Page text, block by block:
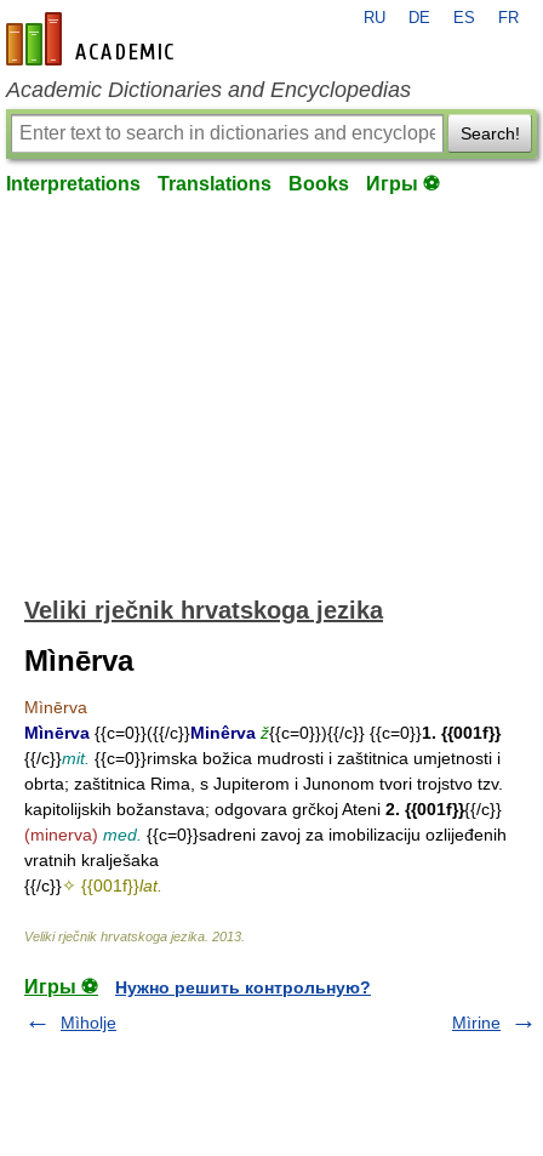
en-academic.com
RU DE ES FR
Academic Dictionaries and Encyclopedias
Search!
Interpretations Translations Books Игры ⚽
Veliki rječnik hrvatskoga jezika
Mìnērva
Mìnērva
Mìnērva {{c=0}}({{/c}}Minêrva ž{{c=0}}){{/c}} {{c=0}}1. {{001f}}
{{/c}}mit. {{c=0}}rimska božica mudrosti i zaštitnica umjetnosti i
obrta; zaštitnica Rima, s Jupiterom i Junonom tvori trojstvo tzv.
kapitolijskih božanstava; odgovara grčkoj Ateni 2. {{001f}}{{/c}}
(minerva) med. {{c=0}}sadreni zavoj za imobilizaciju ozlijeđenih
vratnih kralješaka
{{/c}}✧ {{001f}}lat.
Veliki rječnik hrvatskoga jezika 2013
Игры ⚽
Нужно решить контрольную?
Mìholje
Mìrine